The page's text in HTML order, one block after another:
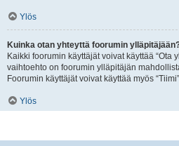
Ylös
Kuinka otan yhteyttä foorumin
Kaikki foorumin käyttäjät voivat käyttää “Ota
vaihtoehto on foorumin ylläpitäjän
Foorumin käyttäjät voivat käyttää myös
Ylös